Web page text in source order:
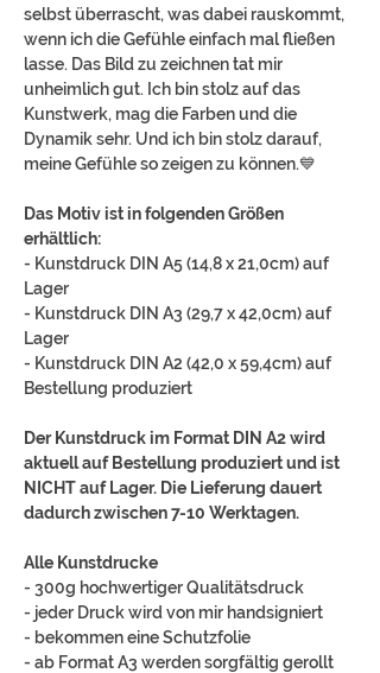
selbst überrascht, was dabei rauskommt,
wenn ich die Gefühle einfach mal fließen
lasse. Das Bild zu zeichnen tat mir
unheimlich gut. Ich bin stolz auf das
Kunstwerk, mag die Farben und die
Dynamik sehr. Und ich bin stolz darauf,
meine Gefühle so zeigen zu können.💙
Das Motiv ist in folgenden Größen
erhältlich:
- Kunstdruck DIN A5 (14,8 x 21,0cm) auf
Lager
- Kunstdruck DIN A3 (29,7 x 42,0cm) auf
Lager
- Kunstdruck DIN A2 (42,0 x 59,4cm) auf
Bestellung produziert
Der Kunstdruck im Format DIN A2 wird
aktuell auf Bestellung produziert und ist
NICHT auf Lager. Die Lieferung dauert
dadurch zwischen 7-10 Werktagen.
Alle Kunstdrucke
- 300g hochwertiger Qualitätsdruck
- jeder Druck wird von mir handsigniert
- bekommen eine Schutzfolie
- ab Format A3 werden sorgfältig gerollt